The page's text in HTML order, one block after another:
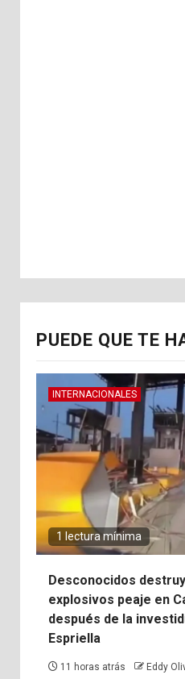
PUEDE QUE TE
INTERNACIONALES
1 lectura mínima
Desconocidos
explosivos peaje en
después de la
Espriella
11 horas atrás Eddy